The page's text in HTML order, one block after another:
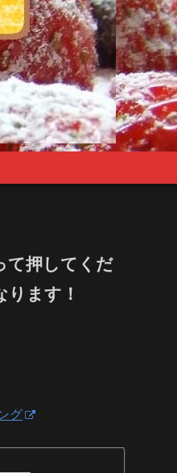
て押してくだ
ります！
グ